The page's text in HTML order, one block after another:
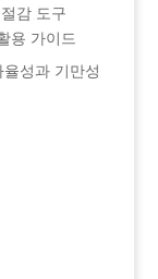
감 도구
용 가이드
성과 기만성